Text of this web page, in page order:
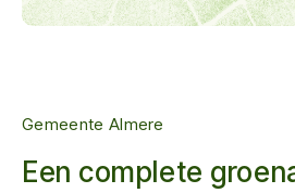
Gemeente Almere
Een complete